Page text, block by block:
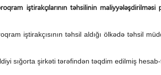
iştirakçılarının təhsilinin maliyyələşdirilməsi
iştirakçısının təhsil aldığı ölkədə təhsil
sığorta şirkəti tərəfindən təqdim edilmiş